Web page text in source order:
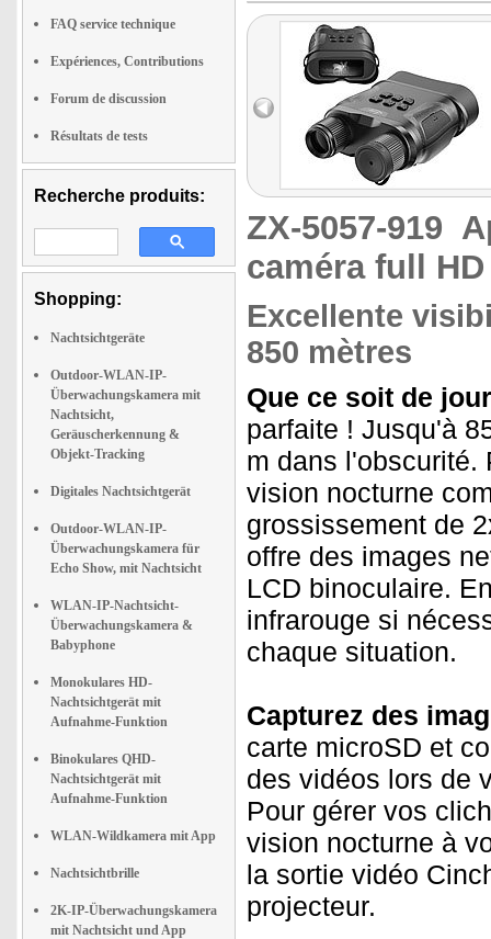
FAQ service technique
Expériences, Contributions
Forum de discussion
Résultats de tests
Recherche produits:
Shopping:
Nachtsichtgeräte
Outdoor-WLAN-IP-
Überwachungskamera mit
Nachtsicht,
Geräuscherkennung &
Objekt-Tracking
Digitales Nachtsichtgerät
Outdoor-WLAN-IP-
Überwachungskamera für
Echo Show, mit Nachtsicht
WLAN-IP-Nachtsicht-
Überwachungskamera &
Babyphone
Monokulares HD-
Nachtsichtgerät mit
Aufnahme-Funktion
Binokulares QHD-
Nachtsichtgerät mit
Aufnahme-Funktion
WLAN-Wildkamera mit App
Nachtsichtbrille
2K-IP-Überwachungskamera
mit Nachtsicht und App
ZX-5057-919
caméra full HD
Excellente
850 mètres
Que ce soit de
parfaite ! Jusqu'à
m dans l'obscurité.
vision nocturne
grossissement de
offre des images
LCD binoculaire.
infrarouge si
chaque situation.
Capturez des
carte microSD et
des vidéos lors de
Pour gérer vos
vision nocturne à
la sortie vidéo
projecteur.